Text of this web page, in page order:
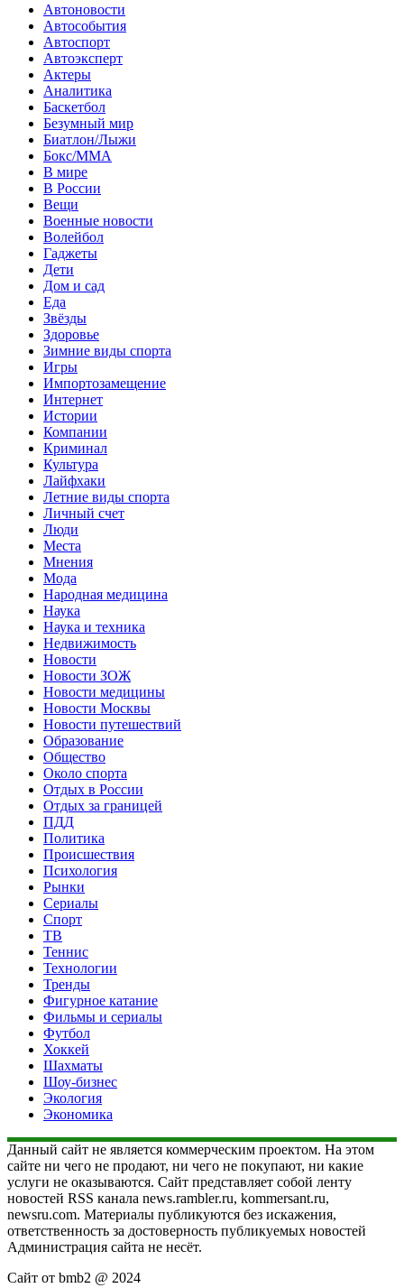
Автоновости
Автособытия
Автоспорт
Автоэксперт
Актеры
Аналитика
Баскетбол
Безумный мир
Биатлон/Лыжи
Бокс/MMA
В мире
В России
Вещи
Военные новости
Волейбол
Гаджеты
Дети
Дом и сад
Еда
Звёзды
Здоровье
Зимние виды спорта
Игры
Импортозамещение
Интернет
Истории
Компании
Криминал
Культура
Лайфхаки
Летние виды спорта
Личный счет
Люди
Места
Мнения
Мода
Народная медицина
Наука
Наука и техника
Недвижимость
Новости
Новости ЗОЖ
Новости медицины
Новости Москвы
Новости путешествий
Образование
Общество
Около спорта
Отдых в России
Отдых за границей
ПДД
Политика
Происшествия
Психология
Рынки
Сериалы
Спорт
ТВ
Теннис
Технологии
Тренды
Фигурное катание
Фильмы и сериалы
Футбол
Хоккей
Шахматы
Шоу-бизнес
Экология
Экономика
Данный сайт не является коммерческим проектом. На этом
сайте ни чего не продают, ни чего не покупают, ни какие
услуги не оказываются. Сайт представляет собой ленту
новостей RSS канала news.rambler.ru, kommersant.ru,
newsru.com. Материалы публикуются без искажения,
ответственность за достоверность публикуемых новостей
Администрация сайта не несёт.
Сайт от bmb2 @ 2024